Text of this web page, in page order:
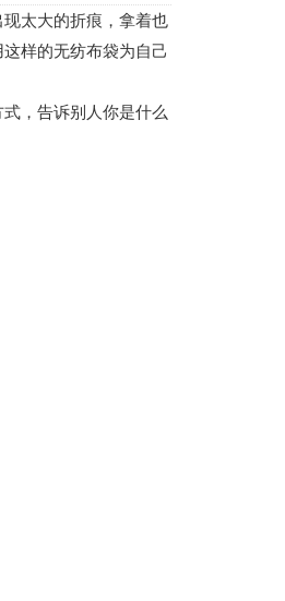
太大的折痕，拿着也
样的无纺布袋为自己
，告诉别人你是什么